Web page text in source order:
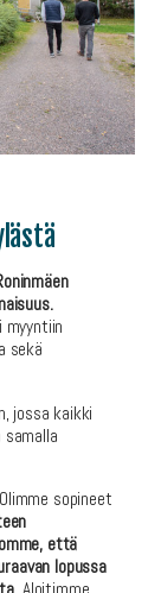
sekä
jossa kaikki
sopineet
että
lopussa